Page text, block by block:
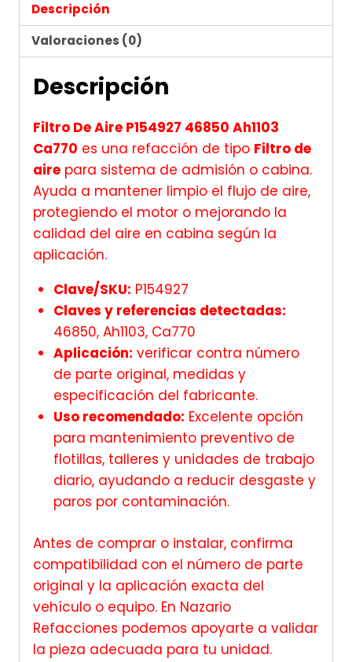
Descripción
Valoraciones (0)
Descripción
Filtro De Aire P154927 46850 Ah1103
Ca770 es una refacción de tipo Filtro de
aire para sistema de admisión o cabina.
Ayuda a mantener limpio el flujo de aire,
protegiendo el motor o mejorando la
calidad del aire en cabina según la
aplicación.
Clave/SKU: P154927
Claves y referencias detectadas:
46850, Ah1103, Ca770
Aplicación: verificar contra número
de parte original, medidas y
especificación del fabricante.
Uso recomendado: Excelente opción
para mantenimiento preventivo de
flotillas, talleres y unidades de trabajo
diario, ayudando a reducir desgaste y
paros por contaminación.
Antes de comprar o instalar, confirma
compatibilidad con el número de parte
original y la aplicación exacta del
vehículo o equipo. En Nazario
Refacciones podemos apoyarte a validar
la pieza adecuada para tu unidad.